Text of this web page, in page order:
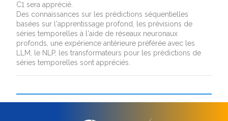
C1 sera apprécié.
Des connaissances sur les prédictions séquentielles
basées sur l'apprentissage profond, les prévisions de
séries temporelles à l'aide de réseaux neuronaux
profonds, une expérience antérieure préférée avec les
LLM, le NLP, les transformateurs pour les prédictions de
séries temporelles sont appréciés.